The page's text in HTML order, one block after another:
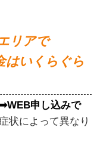
リアで
はいくらぐら
➡WEB申し込みで
状によって異なり